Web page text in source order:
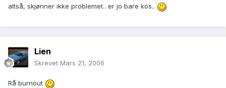
altså, skjønner ikke problemet.. er jo bare kos..
Lien
Skrevet Mars 21, 2006
Rå burnout